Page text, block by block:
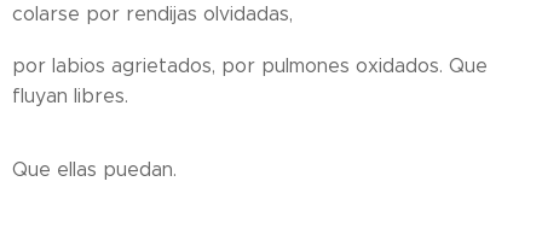
colarse por rendijas olvidadas,
por labios agrietados, por pulmones oxidados. Que
fluyan libres.
Que ellas puedan.